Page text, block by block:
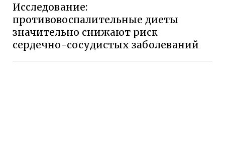
Исследование:
противовоспалительные диеты
значительно снижают риск
сердечно-сосудистых заболеваний